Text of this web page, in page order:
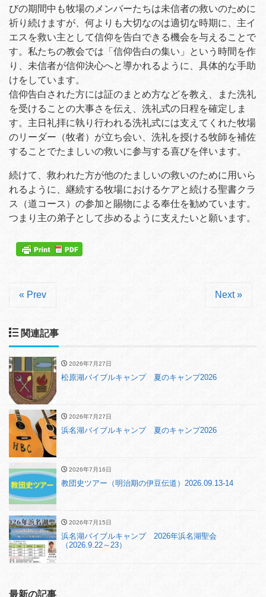
びの期間中も牧場のメンバーたちは未信者の救いのために
祈り続けますが、何よりも大切なのは適切な時期に、主イ
エスを救い主として信仰を告白できる機会を与えることで
す。私たちの教会では「信仰告白の集い」という時間を作
り、未信者が信仰決心へと導かれるように、具体的な手助
けをしています。
信仰告白された方には証のまとめ方などを教え、また洗礼
を受けることの大事さを伝え、洗礼式の日程を確定しま
す。主日礼拝に執り行われる洗礼式には支えてくれた牧場
のリーダー（牧者）が立ち会い、洗礼を授ける牧師を補佐
することでたましいの救いに参与する喜びを伴います。
続けて、救われた方が他のたましいの救いのために用いら
れるように、継続する牧場におけるケアと続ける聖書クラ
ス（道コース）の参加と賜物による奉仕を勧めています。
つまり主の弟子として歩めるように支えたいと願います。
« Prev Next »
関連記事
2026年7月27日
松原湖バイブルキャンプ 夏のキャンプ2026
2026年7月27日
浜名湖バイブルキャンプ 夏のキャンプ2026
2026年7月16日
教団史ツアー（明治期の伊豆伝道）2026.09.13-14
2026年7月15日
浜名湖バイブルキャンプ 2026年浜名湖聖会
（2026.9.22～23）
最新の記事